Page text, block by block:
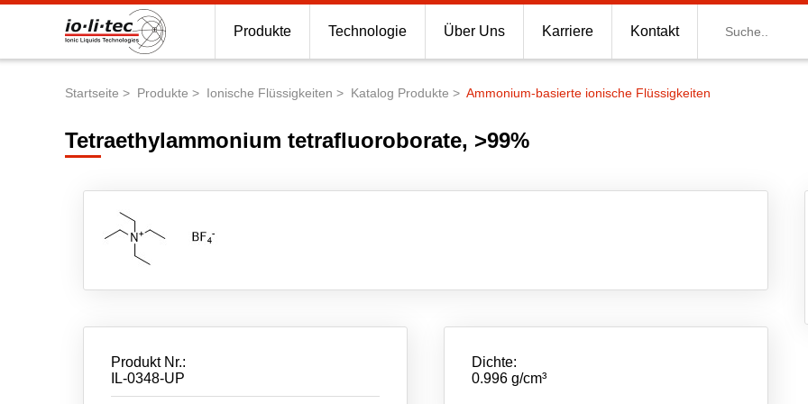
Produkte Technologie Über Uns Karriere Kontakt
Startseite Produkte Ionische Flüssigkeiten Katalog Produkte Ammonium-basierte ionische Flüssigkeiten
Tetraethylammonium tetrafluoroborate, >99%
Produkt Nr.:
IL-0348-UP
Dichte:
0.996 g/cm³